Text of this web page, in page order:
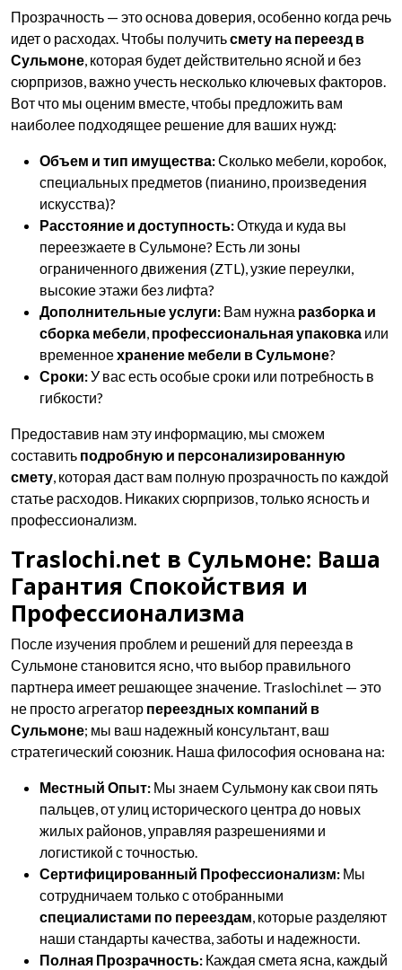
Прозрачность — это основа доверия, особенно когда речь
идет о расходах. Чтобы получитьсмету на переезд в
Сульмоне, которая будет действительно ясной и без
сюрпризов, важно учесть несколько ключевых факторов.
Вот что мы оценим вместе, чтобы предложить вам
наиболее подходящее решение для ваших нужд:
Объем и тип имущества:Сколько мебели, коробок,
специальных предметов (пианино, произведения
искусства)?
Расстояние и доступность:Откуда и куда вы
переезжаете в Сульмоне? Есть ли зоны
ограниченного движения (ZTL), узкие переулки,
высокие этажи без лифта?
Дополнительные услуги: Вам нужна разборка и
сборка мебели, профессиональная упаковка или
временноехранение мебели в Сульмоне?
Сроки:У вас есть особые сроки или потребность в
гибкости?
Предоставив нам эту информацию, мы сможем
составить подробную и персонализированную
смету, которая даст вам полную прозрачность по каждой
статье расходов. Никаких сюрпризов, только ясность и
профессионализм.
Traslochi.net в Сульмоне: Ваша
Гарантия Спокойствия и
Профессионализма
После изучения проблем и решений для переезда в
Сульмоне становится ясно, что выбор правильного
партнера имеет решающее значение. Traslochi.net — это
не просто агрегатор переездных компаний в
Сульмоне; мы ваш надежный консультант, ваш
стратегический союзник. Наша философия основана на:
Местный Опыт: Мы знаем Сульмону как свои пять
пальцев, от улиц исторического центра до новых
жилых районов, управляя разрешениями и
логистикой с точностью.
Сертифицированный Профессионализм: Мы
сотрудничаем только с отобранными
специалистами по переездам, которые разделяют
наши стандарты качества, заботы и надежности.
Полная Прозрачность: Каждая смета ясна, каждый